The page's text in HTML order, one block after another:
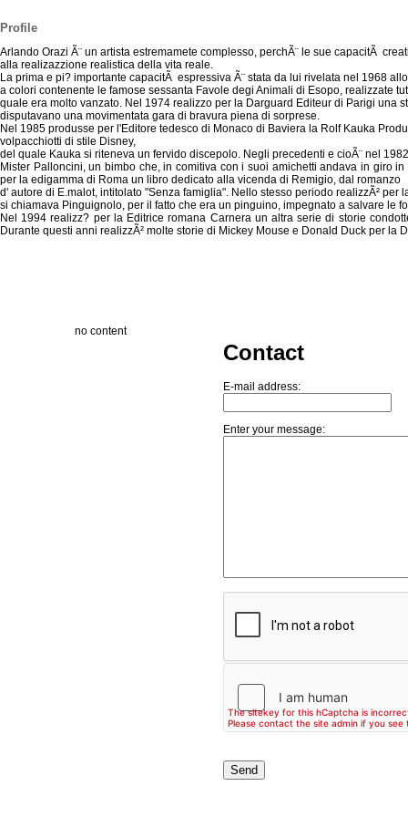
Profile
Arlando Orazi Ã¨ un artista estremamete complesso, perchÃ¨ le sue capacitÃ
alla realizazzione realistica della vita reale.
La prima e pi? importante capacitÃ espressiva Ã¨ stata da lui rivelata nel 1968
a colori contenente le famose sessanta Favole degi Animali di Esopo, realizzate
quale era molto vanzato. Nel 1974 realizzo per la Darguard Editeur di Parigi una
disputavano una movimentata gara di bravura piena di sorprese.
Nel 1985 produsse per l'Editore tedesco di Monaco di Baviera la Rolf Kauka
volpacchiotti di stile Disney,
del quale Kauka si riteneva un fervido discepolo. Negli precedenti e cioÃ¨ nel
Mister Palloncini, un bimbo che, in comitiva con i suoi amichetti andava in giro
per la edigamma di Roma un libro dedicato alla vicenda di Remigio, dal romanzo
d' autore di E.malot, intitolato "Senza famiglia". Nello stesso periodo realizzÃ²
si chiamava Pinguignolo, per il fatto che era un pinguino, impegnato a salvare le
Nel 1994 realizz? per la Editrice romana Carnera un altra serie di storie
Durante questi anni realizzÃ² molte storie di Mickey Mouse e Donald Duck per la
no content
Contact
E-mail address:
Enter your message: